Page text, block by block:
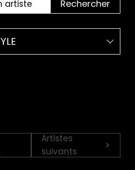
Rechercher
Artistes
suivants